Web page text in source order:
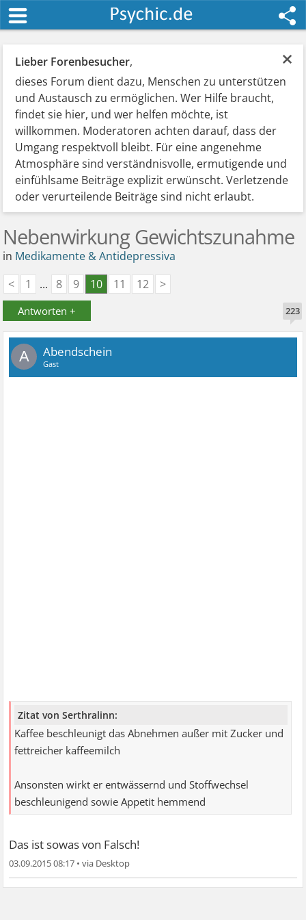
×
Lieber Forenbesucher,
dieses Forum dient dazu, Menschen zu unterstützen
und Austausch zu ermöglichen. Wer Hilfe braucht,
findet sie hier, und wer helfen möchte, ist
willkommen. Moderatoren achten darauf, dass der
Umgang respektvoll bleibt. Für eine angenehme
Atmosphäre sind verständnisvolle, ermutigende und
einfühlsame Beiträge explizit erwünscht. Verletzende
oder verurteilende Beiträge sind nicht erlaubt.
Nebenwirkung Gewichtszunahme
in Medikamente & Antidepressiva
<
1 ... 8 9 10 11 12 >
Antworten + 223
A Abendschein
Gast
Zitat von Serthralinn:
Kaffee beschleunigt das Abnehmen außer mit Zucker und
fettreicher kaffeemilch
Ansonsten wirkt er entwässernd und Stoffwechsel
beschleunigend sowie Appetit hemmend
Das ist sowas von Falsch!
03.09.2015 08:17 •